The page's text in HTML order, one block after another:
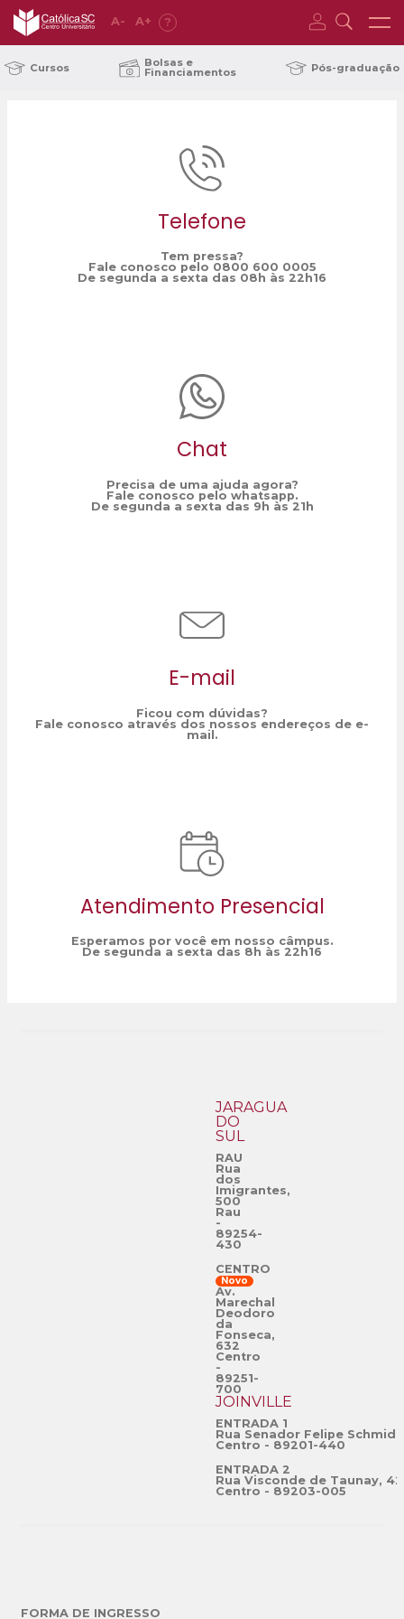
A- A+ ?
Cursos Bolsas e
Financiamentos Pós-graduação
Telefone
Tem pressa?
Fale conosco pelo 0800 600 0005
De segunda a sexta das 08h às 22h16
Chat
Precisa de uma ajuda agora?
Fale conosco pelo whatsapp.
De segunda a sexta das 9h às 21h
E-mail
Ficou com dúvidas?
Fale conosco através dos nossos endereços de e-
mail.
Atendimento Presencial
Esperamos por você em nosso câmpus.
De segunda a sexta das 8h às 22h16
JARAGUÁ
DO
SUL
RAU
Rua
dos
Imigrantes,
500
Rau
-
89254-
430
CENTRO
Novo
Av.
Marechal
Deodoro
da
Fonseca,
632
Centro
-
89251-
700
JOINVILLE
ENTRADA 1
Rua Senador Felipe
Centro - 89201-440
ENTRADA 2
Rua Visconde de Taunay,
Centro - 89203-005
FORMA DE INGRESSO